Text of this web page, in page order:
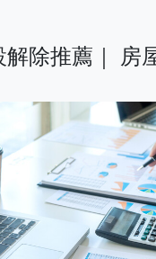
除推薦｜ 房